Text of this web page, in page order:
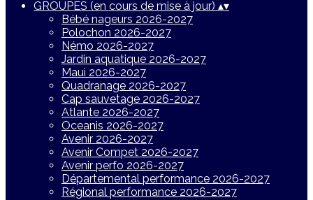
GROUPES (en cours de mise à jour) ▴▾
Bébé nageurs 2026-2027
Polochon 2026-2027
Némo 2026-2027
Jardin aquatique 2026-2027
Maui 2026-2027
Quadranage 2026-2027
Cap sauvetage 2026-2027
Atlante 2026-2027
Oceanis 2026-2027
Avenir 2026-2027
Avenir Compet 2026-2027
Avenir perfo 2026-2027
Départemental performance 2026-2027
Régional performance 2026-2027